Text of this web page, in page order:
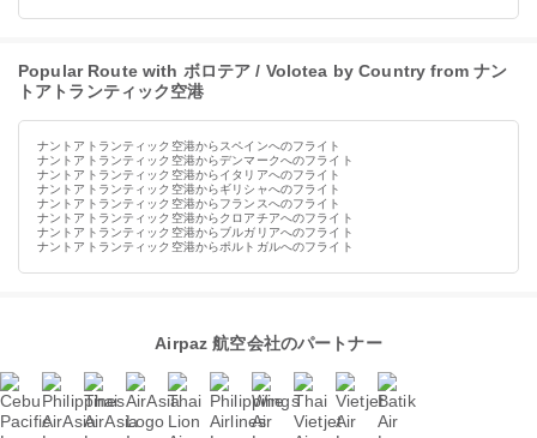
Popular Route with ボロテア / Volotea by Country from ナン
トアトランティック空港
ナントアトランティック空港からスペインへのフライト
ナントアトランティック空港からデンマークへのフライト
ナントアトランティック空港からイタリアへのフライト
ナントアトランティック空港からギリシャへのフライト
ナントアトランティック空港からフランスへのフライト
ナントアトランティック空港からクロアチアへのフライト
ナントアトランティック空港からブルガリアへのフライト
ナントアトランティック空港からポルトガルへのフライト
Airpaz 航空会社のパートナー